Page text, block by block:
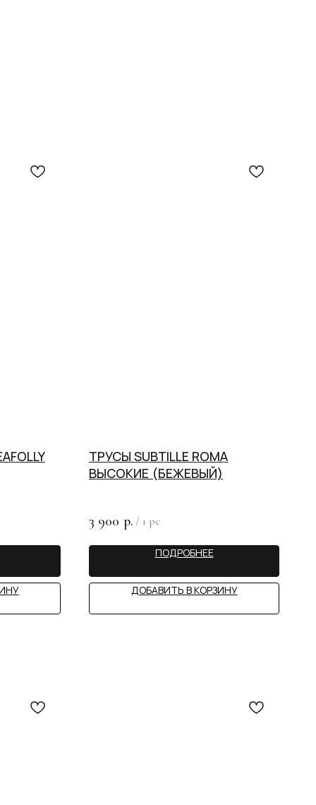
ТРУСЫ SUBTILLE ROMA
ВЫСОКИЕ (БЕЖЕВЫЙ)
3 900 р. / 1 pc
ПОДРОБНЕЕ
ДОБАВИТЬ В КОРЗИНУ